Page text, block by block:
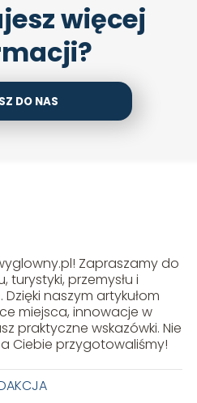
więcej
DO NAS
Zapraszamy do
turystyki, przemysłu i
naszym artykułom
miejsca, innowacje w
praktyczne wskazówki. Nie
Ciebie przygotowaliśmy!